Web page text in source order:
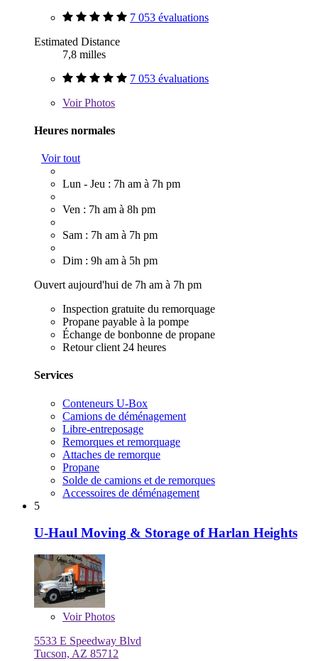
7 053 évaluations
Estimated Distance
7,8 milles
7 053 évaluations
VoirPhotos
Heures normales
Voir tout
Lun - Jeu : 7h am à 7h pm
Ven : 7h am à 8h pm
Sam : 7h am à 7h pm
Dim : 9h am à 5h pm
Ouvert aujourd'hui de 7h am à 7h pm
Inspection gratuite du remorquage
Propane payable à la pompe
Échange de bonbonne de propane
Retour client 24 heures
Services
Conteneurs U-Box
Camions de déménagement
Libre-entreposage
Remorques et remorquage
Attaches de remorque
Propane
Solde de camions et de remorques
Accessoires de déménagement
5
U-Haul Moving & Storage of Harlan Heights
VoirPhotos
5533 E Speedway Blvd
Tucson, AZ 85712